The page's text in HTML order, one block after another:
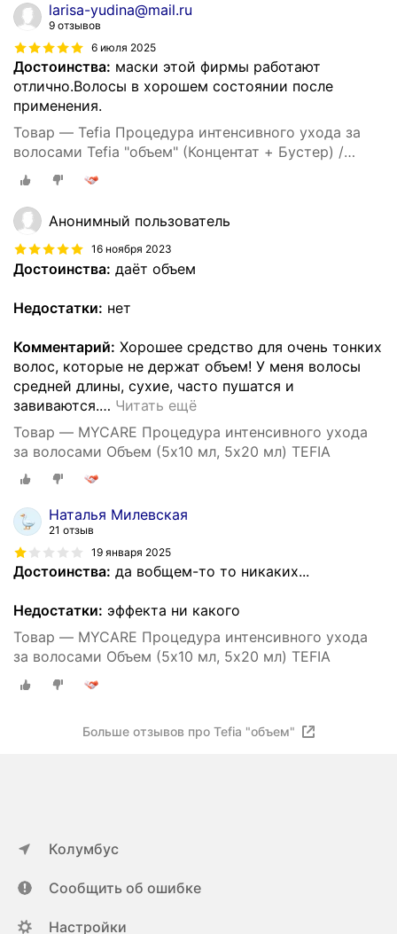
larisa-yudina@mail.ru
9 отзывов
6 июля 2025
Достоинства: маски этой фирмы работают
отлично.Волосы в хорошем состоянии после
применения.
Товар — Tefia Процедура интенсивного ухода за
волосами Tefia "объем" (Концентат + Бустер) /
Маска для волос (Тефия)
Анонимный пользователь
16 ноября 2023
Достоинства: даёт объем
Недостатки: нет
Комментарий: Хорошее средство для очень тонких
волос, которые не держат объем! У меня волосы
средней длины, сухие, часто пушатся и
завиваются.… Читать ещё
Товар — MYCARE Процедура интенсивного ухода
за волосами Объем (5х10 мл, 5х20 мл) TEFIA
Наталья Милевская
21 отзыв
19 января 2025
Достоинства: да вобщем-то то никаких...
Недостатки: эффекта ни какого
Товар — MYCARE Процедура интенсивного ухода
за волосами Объем (5х10 мл, 5х20 мл) TEFIA
Больше отзывов про Tefia "объем"
Колумбус
Сообщить об ошибке
Настройки